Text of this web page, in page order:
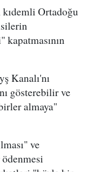
Ortadoğu
Kanalı'nı
gösterebilir ve
almaya"
ve